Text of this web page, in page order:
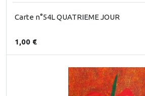
Carte n°54L QUATRIEME JOUR
1,00 €